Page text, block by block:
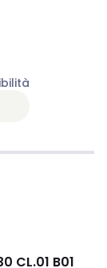
CL.01 B01